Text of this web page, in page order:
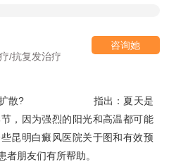
魏明辉
擅长：反复
散? 台州白癜风医院指出：夏天是
，因为强烈的阳光和高温都可能
昆明白癜风医院关于图和有效预
者朋友们有所帮助。